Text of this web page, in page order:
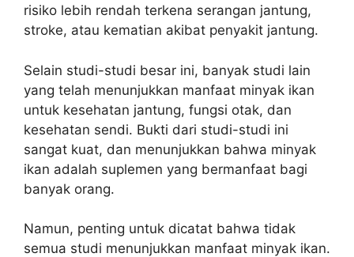
risiko lebih rendah terkena serangan jantung,
stroke, atau kematian akibat penyakit jantung.
Selain studi-studi besar ini, banyak studi lain
yang telah menunjukkan manfaat minyak ikan
untuk kesehatan jantung, fungsi otak, dan
kesehatan sendi. Bukti dari studi-studi ini
sangat kuat, dan menunjukkan bahwa minyak
ikan adalah suplemen yang bermanfaat bagi
banyak orang.
Namun, penting untuk dicatat bahwa tidak
semua studi menunjukkan manfaat minyak ikan.